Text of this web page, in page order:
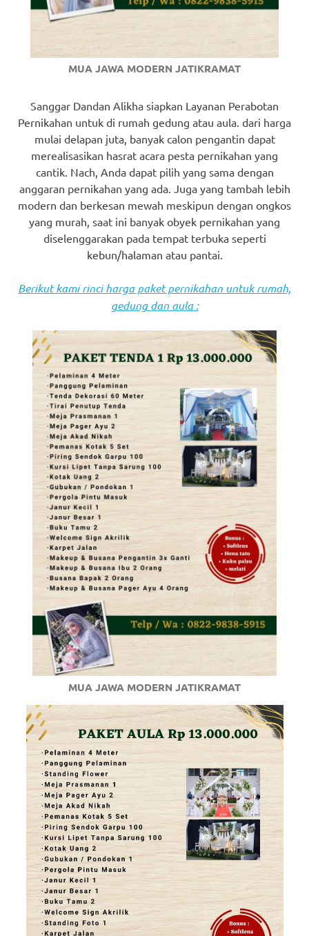
MUA JAWA MODERN JATIKRAMAT
Sanggar Dandan Alikha siapkan Layanan Perabotan
Pernikahan untuk di rumah gedung atau aula. dari harga
mulai delapan juta, banyak calon pengantin dapat
merealisasikan hasrat acara pesta pernikahan yang
cantik. Nach, Anda dapat pilih yang sama dengan
anggaran pernikahan yang ada. Juga yang tambah lebih
modern dan berkesan mewah meskipun dengan ongkos
yang murah, saat ini banyak obyek pernikahan yang
diselenggarakan pada tempat terbuka seperti
kebun/halaman atau pantai.
Berikut kami rinci harga paket pernikahan untuk rumah,
gedung dan aula :
MUA JAWA MODERN JATIKRAMAT